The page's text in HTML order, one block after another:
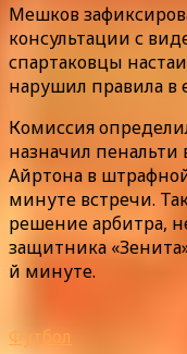
Мешков
консультации с
спартаковцы
нарушил правила в
Комиссия
назначил пенальти
Айртона в
минуте встречи.
решение арбитра,
защитника
й минуте.
Футбол